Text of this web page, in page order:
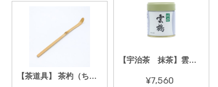
【茶道具】 茶杓（ちゃしゃく）
【宇治茶 抹茶】雲鶴（うんかく）４０ｇ
¥7,560